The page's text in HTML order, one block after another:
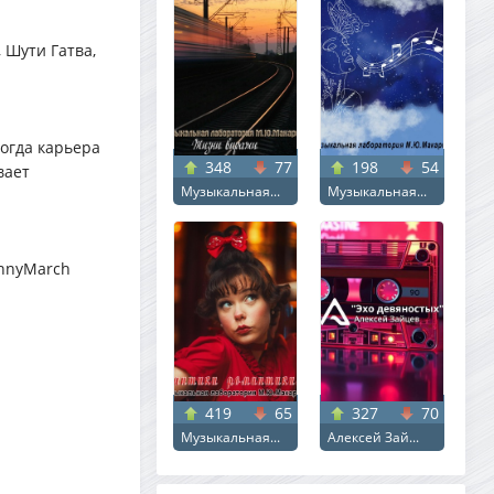
Гатва,
карьера
348 77
Музыкальная...
198 54
Музыкальная...
419 65
Музыкальная...
327 70
Алексей Зай...